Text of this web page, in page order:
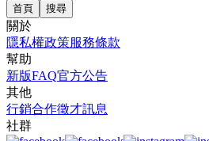
首頁 搜尋
關於
隱私權政策服務條款
幫助
新版FAQ官方公告
其他
行銷合作徵才訊息
社群